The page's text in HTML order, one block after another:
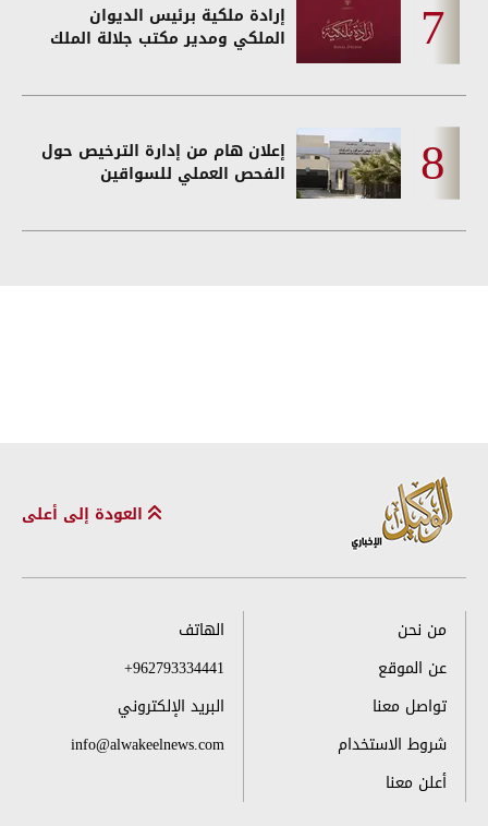
إرادة ملكية برئيس الديوان
الملكي ومدير مكتب جلالة الملك
إعلان هام من إدارة الترخيص حول
الفحص العملي للسواقين
العودة إلى أعلى
من نحن
عن الموقع
تواصل معنا
شروط الاستخدام
أعلن معنا
الهاتف
+962793334441
البريد الإلكتروني
info@alwakeelnews.com